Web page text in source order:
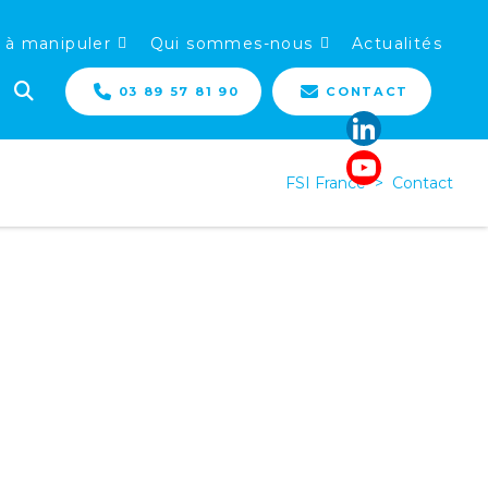
à manipuler Qui sommes-nous Actualités
03 89 57 81 90 CONTACT
FSI France > Contact